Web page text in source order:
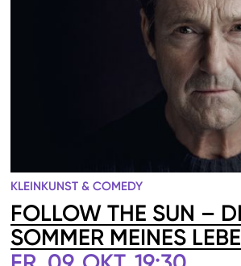
KLEINKUNST & COMEDY
FOLLOW THE SUN –
SOMMER MEINES